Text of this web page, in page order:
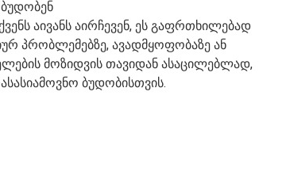
აივანს აირჩევენ, ეს გაფრთხილებად
პრობლემებზე, ავადმყოფობაზე ან
მოზიდვის თავიდან ასაცილებლად,
ბუდობისთვის.